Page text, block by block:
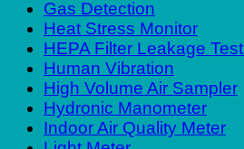
Gas Detection
Heat Stress Monitor
HEPA Filter Leakage
Human Vibration
High Volume Air Sampler
Hydronic Manometer
Indoor Air Quality Meter